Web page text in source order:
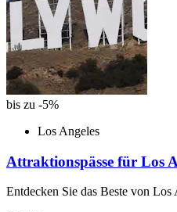
bis zu -5%
Los Angeles
Attraktionspässe für Los
Entdecken Sie das Beste von